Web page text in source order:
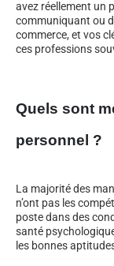
avez réellement un
communiquant ou
commerce, et vos
ces professions
Quels sont
personnel ?
La majorité des
n’ont pas les
poste dans des
santé
les bonnes